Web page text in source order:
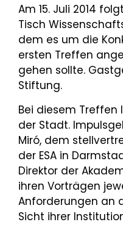
Am 15. Juli 2014
Tisch
dem es um die
ersten Treffen
gehen sollte.
Stiftung.
Bei diesem Treffen
der Stadt.
Miró, dem
der ESA in
Direktor der
ihren Vorträgen
Anforderungen an
Sicht ihrer